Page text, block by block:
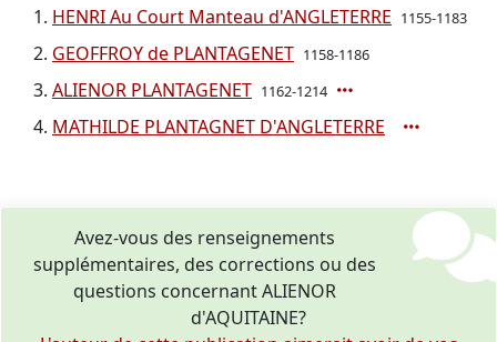
HENRI Au Court Manteau d'ANGLETERRE 1155-1183
GEOFFROY de PLANTAGENET 1158-1186
ALIENOR PLANTAGENET 1162-1214
MATHILDE PLANTAGNET D'ANGLETERRE
Avez-vous des renseignements
supplémentaires, des corrections ou des
questions concernant ALIENOR
d'AQUITAINE?